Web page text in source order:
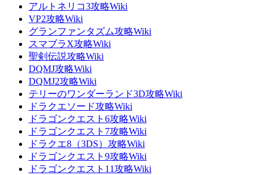
アルトネリコ3攻略Wiki
VP2攻略Wiki
グランファンタズム攻略Wiki
スマブラX攻略Wiki
聖剣伝説攻略Wiki
DQMJ攻略Wiki
DQMJ2攻略Wiki
テリーのワンダーランド3D攻略Wiki
ドラクエソード攻略Wiki
ドラゴンクエスト6攻略Wiki
ドラゴンクエスト7攻略Wiki
ドラクエ8（3DS）攻略Wiki
ドラゴンクエスト9攻略Wiki
ドラゴンクエスト11攻略Wiki